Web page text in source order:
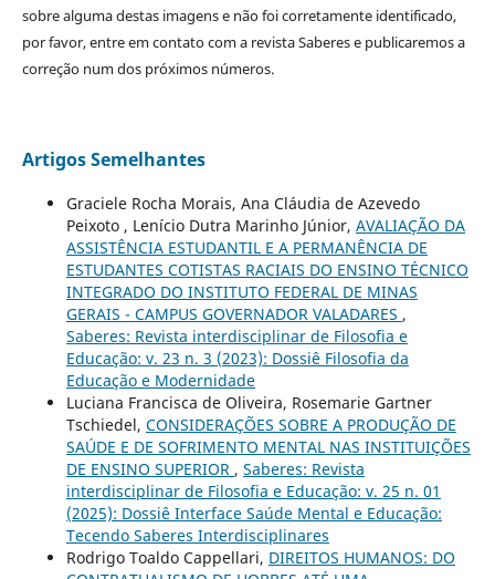
sobre alguma destas imagens e não foi corretamente identificado,
por favor, entre em contato com a revista Saberes e publicaremos a
correção num dos próximos números.
Artigos Semelhantes
Graciele Rocha Morais, Ana Cláudia de Azevedo
Peixoto , Lenício Dutra Marinho Júnior, AVALIAÇÃO DA
ASSISTÊNCIA ESTUDANTIL E A PERMANÊNCIA DE
ESTUDANTES COTISTAS RACIAIS DO ENSINO TÉCNICO
INTEGRADO DO INSTITUTO FEDERAL DE MINAS
GERAIS - CAMPUS GOVERNADOR VALADARES ,
Saberes: Revista interdisciplinar de Filosofia e
Educação: v. 23 n. 3 (2023): Dossiê Filosofia da
Educação e Modernidade
Luciana Francisca de Oliveira, Rosemarie Gartner
Tschiedel, CONSIDERAÇÕES SOBRE A PRODUÇÃO DE
SAÚDE E DE SOFRIMENTO MENTAL NAS INSTITUIÇÕES
DE ENSINO SUPERIOR , Saberes: Revista
interdisciplinar de Filosofia e Educação: v. 25 n. 01
(2025): Dossiê Interface Saúde Mental e Educação:
Tecendo Saberes Interdisciplinares
Rodrigo Toaldo Cappellari, DIREITOS HUMANOS: DO